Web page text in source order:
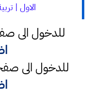
الاول |
للدخول الى
للدخول الى